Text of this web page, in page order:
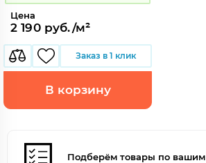
Цена
2 190 руб./м²
Заказ в 1 клик
В корзину
Подберём товары по